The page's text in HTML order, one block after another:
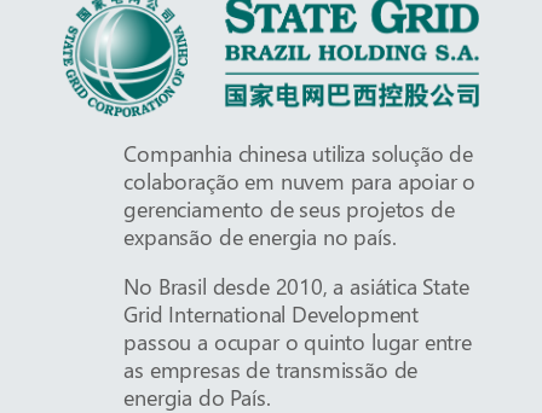
Companhia chinesa utiliza solução de
colaboração em nuvem para apoiar o
gerenciamento de seus projetos de
expansão de energia no país.
No Brasil desde 2010, a asiática State
Grid International Development
passou a ocupar o quinto lugar entre
as empresas de transmissão de
energia do País.